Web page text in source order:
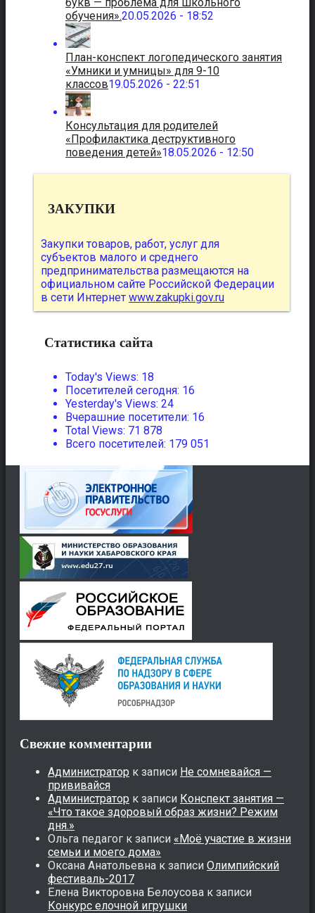
букв — проблема для школьного
обучения».20.05.2026 - 18:52
План-конспект логопедического занятия
«Умники и умницы» для 9-10
классов19.05.2026 - 22:51
Консультация для родителей
«Профилактика деструктивного
поведения детей»18.05.2026 - 12:50
ЗАКУПКИ
Закупки товаров, работ, услуг для
субъектов малого и среднего
предпринимательства размещаются на
официальном сайте Российской Федерации
в сети Интернет www.zakupki.gov.ru
Статистика сайта
Today's Views: 18
Посетителей сегодня: 16
Yesterday's Views: 24
Вчерашние посетители: 16
Total Views: 71 878
Всего посетителей: 179 051
Свежие комментарии
Администратор к записи Не сомневайся —
прививайся
Администратор к записи Конспект занятия —
«Что такое здоровый образ жизни? Режим
дня.»
Ольга педагог к записи «Моё участие в жизни
семьи и моего дома»
Оксана Анатольевна к записи Олимпийский
фестиваль-2017
Елена Викторовна Белоусова к записи
Конкурс елочной игрушки